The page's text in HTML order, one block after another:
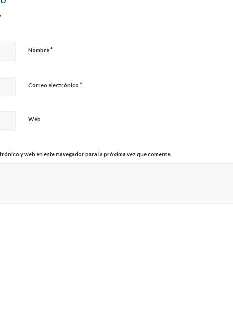
Nombre*
Correo electrónico *
Web
y web en este navegador para la próxima vez que comente.